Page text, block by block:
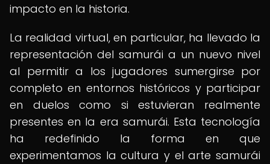
impacto en la historia.
La realidad virtual, en particular, ha llevado la
representación del samurái a un nuevo nivel
al permitir a los jugadores sumergirse por
completo en entornos históricos y participar
en duelos como si estuvieran realmente
presentes en la era samurái. Esta tecnología
ha redefinido la forma en que
experimentamos la cultura y el arte samurái